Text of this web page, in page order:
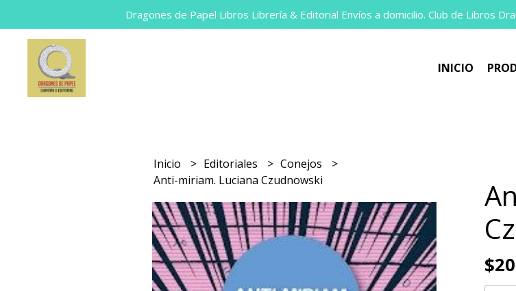
Dragones de Papel Libros Librería & Editorial Envíos a domicilio. Club de Libros
INICIO
Inicio Editoriales
Conejos
Anti-miriam. Luciana Czudnowski